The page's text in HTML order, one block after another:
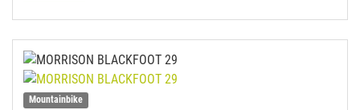
Mountainbike